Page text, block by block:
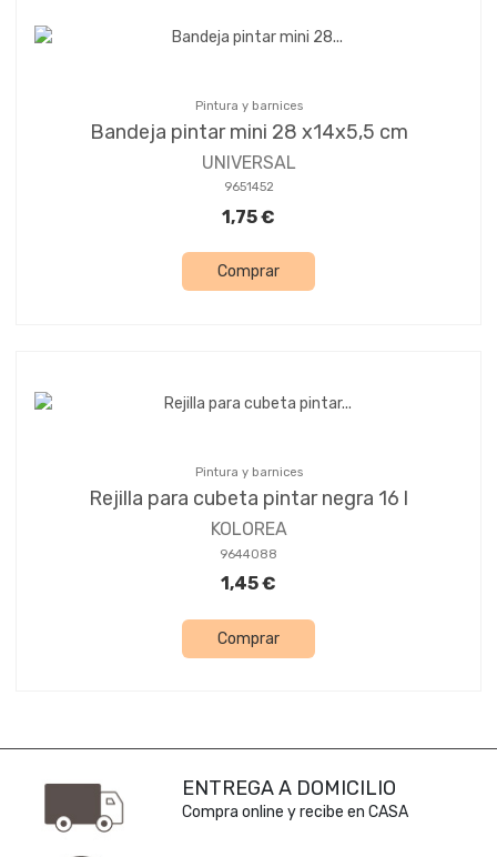
Pintura y barnices
Bandeja pintar mini 28 x14x5,5 cm
UNIVERSAL
9651452
1,75 €
Comprar
Pintura y barnices
Rejilla para cubeta pintar negra 16 l
KOLOREA
9644088
1,45 €
Comprar
ENTREGA A DOMICILIO
Compra online y recibe en CASA